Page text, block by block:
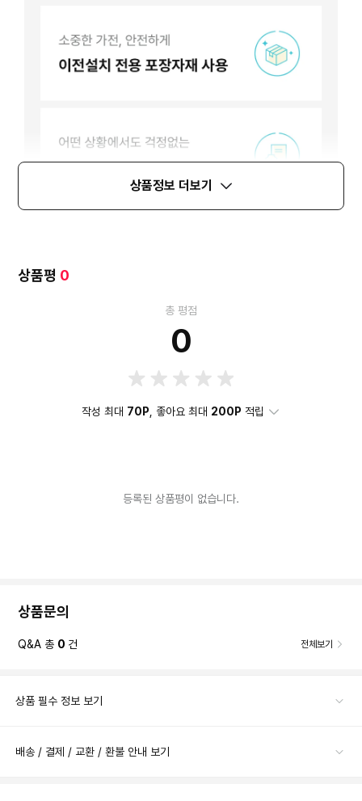
상품정보 더보기
상품평 0
총 평점
0
작성 최대 70P , 좋아요 최대 200P 적립
등록된 상품평이 없습니다.
상품문의
Q&A 총 0 건 전체보기
상품 필수 정보 보기
배송 / 결제 / 교환 / 환불 안내 보기